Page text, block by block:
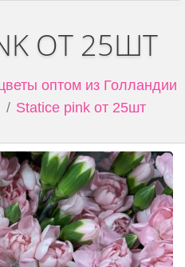
ОТ 25ШТ
оптом из Голландии
Statice pink от 25шт